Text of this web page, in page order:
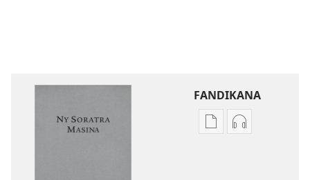
FANDIKANA
FandikanaFandikana